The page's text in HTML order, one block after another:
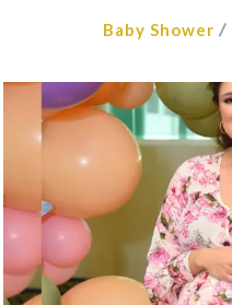
Baby Shower /